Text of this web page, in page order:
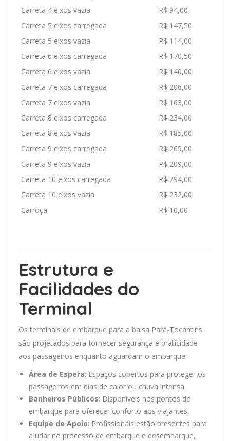
Carreta 4 eixos vazia
R$ 94,00
Carreta 5 eixos carregada
R$ 147,50
Carreta 5 eixos vazia
R$ 114,00
Carreta 6 eixos carregada
R$ 170,50
Carreta 6 eixos vazia
R$ 140,00
Carreta 7 eixos carregada
R$ 206,00
Carreta 7 eixos vazia
R$ 163,00
Carreta 8 eixos carregada
R$ 234,00
Carreta 8 eixos vazia
R$ 185,00
Carreta 9 eixos carregada
R$ 265,00
Carreta 9 eixos vazia
R$ 209,00
Carreta 10 eixos carregada
R$ 294,00
Carreta 10 eixos vazia
R$ 232,00
Carroça
R$ 10,00
Estrutura e
Facilidades do
Terminal
Os terminais de embarque para a balsa Pará-Tocantins
são projetados para fornecer segurança e praticidade
aos passageiros enquanto aguardam o embarque.
Área de Espera: Espaços cobertos para proteger os
passageiros em dias de calor ou chuva intensa.
Banheiros Públicos: Disponíveis nos pontos de
embarque para oferecer conforto aos viajantes.
Equipe de Apoio: Profissionais estão presentes para
ajudar no processo de embarque e desembarque,